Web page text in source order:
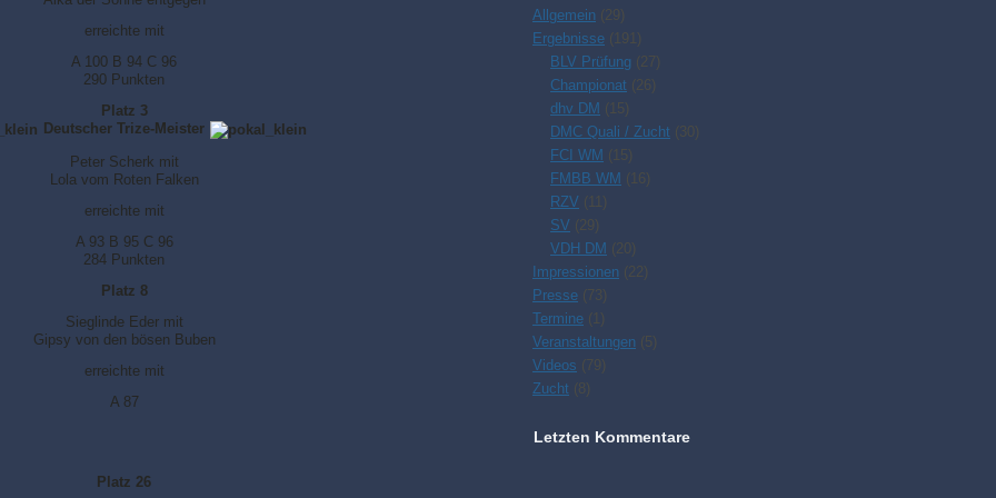
erreichte mit
A 100 B 94 C 96
290 Punkten
Platz 3
Deutscher Trize-Meister
Peter Scherk mit
Lola vom Roten Falken
erreichte mit
A 93 B 95 C 96
284 Punkten
Platz 8
Sieglinde Eder mit
Gipsy von den bösen Buben
erreichte mit
A 87
Platz 26
Allgemein (29)
Ergebnisse (191)
BLV Prüfung (27)
Championat (26)
dhv DM (15)
DMC Quali / Zucht (30)
FCI WM (15)
FMBB WM (16)
RZV (11)
SV (29)
VDH DM (20)
Impressionen (22)
Presse (73)
Termine (1)
Veranstaltungen (5)
Videos (79)
Zucht (8)
Letzten Kommentare